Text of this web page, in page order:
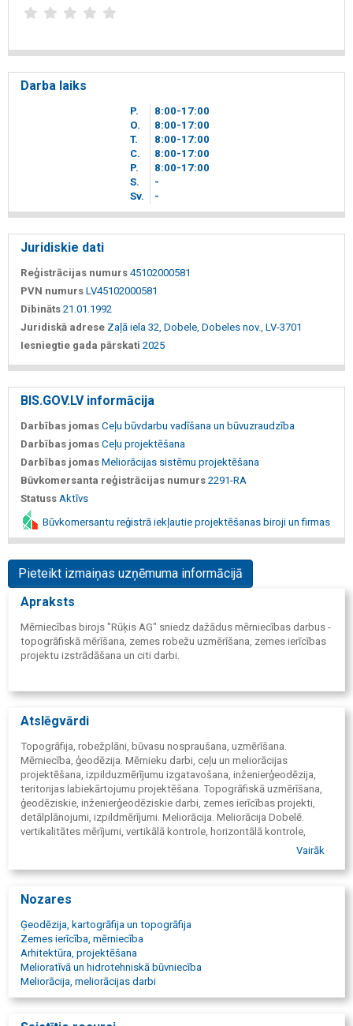
Darba laiks
P. 8 00-17 00
O.
8 00-17 00
T.
8 00-17 00
C.
8 00-17 00
P.
8 00-17 00
S.
-
Sv.
-
Juridiskie dati
Reģistrācijas numurs 45102000581
PVN numurs LV45102000581
Dibināts 21.01.1992
Juridiskā adrese Zaļā iela 32, Dobele, Dobeles nov., LV-3701
Iesniegtie gada pārskati 2025
BIS.GOV.LV informācija
Darbības jomas Ceļu būvdarbu vadīšana un būvuzraudzība
Darbības jomas Ceļu projektēšana
Darbības jomas Meliorācijas sistēmu projektēšana
Būvkomersanta reģistrācijas numurs 2291-RA
Statuss Aktīvs
Būvkomersantu reģistrā iekļautie projektēšanas biroji un firmas
Pieteikt izmaiņas uzņēmuma informācijā
Apraksts
Mērniecības birojs "Rūķis AG" sniedz dažādus mērniecības darbus -
topogrāfiskā mērīšana, zemes robežu uzmērīšana, zemes ierīcības
projektu izstrādāšana un citi darbi.
Atslēgvārdi
Topogrāfija, robežplāni, būvasu nospraušana, uzmērīšana.
Mērniecība, ģeodēzija. Mērnieku darbi, ceļu un meliorācijas
projektēšana, izpilduzmērījumu izgatavošana, inženierģeodēzija,
teritorijas labiekārtojumu projektēšana. Topogrāfiskā uzmērīšana,
ģeodēziskie, inženierģeodēziskie darbi, zemes ierīcības projekti,
detālplānojumi, izpildmērījumi. Meliorācija. Meliorācija Dobelē.
vertikalitātes mērījumi, vertikālā kontrole, horizontālā kontrole,
būves izpilduzmērījumi, būvju deformācijas mērījumi, ģeodēzija,
apsekošana, ierīkošana, ģeodēzists, inženierģeodēzija,
izpilduzmērījumu veikšana, izstrādāto grants karjeru uzmērīšana,
izpildshēmas, izpilduzmērījumi, konstrukciju novietojuma pārbaude,
līniju nospraušana dabā, mērniecība, mērniecības firma, uzņēmums,
mērnieki, meža zemju transformētās platības uzmērīšana, novietnes
kartes, plāni, projekta punktu nospraušana dabā, robežplāns,
robežu uzmērīšana, robežzīmju atjaunošana, sarkanās līnijas
nospraušana, sertificēti mērnieki, shēmu izgatavošana, tilpuma
Vairāk
Nozares
Ģeodēzija, kartogrāfija un topogrāfija
Zemes ierīcība, mērniecība
Arhitektūra, projektēšana
Melioratīvā un hidrotehniskā būvniecība
Meliorācija, meliorācijas darbi